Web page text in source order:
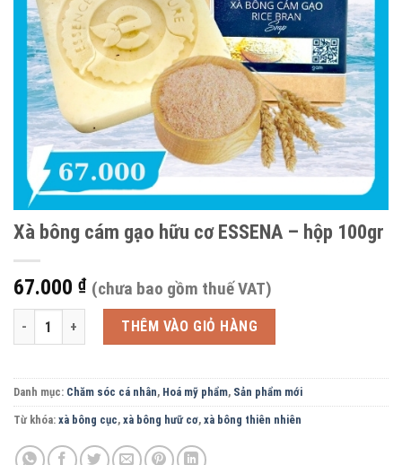
Xà bông cám gạo hữu cơ ESSENA – hộp 100gr
67.000 ₫ (chưa bao gồm thuế VAT)
Xà bông cám gạo hữu cơ ESSENA - hộp 100gr số lượng
THÊM VÀO GIỎ HÀNG
Danh mục: Chăm sóc cá nhân, Hoá mỹ phẩm, Sản phẩm mới
Từ khóa: xà bông cục, xà bông hưữ cơ, xà bông thiên nhiên